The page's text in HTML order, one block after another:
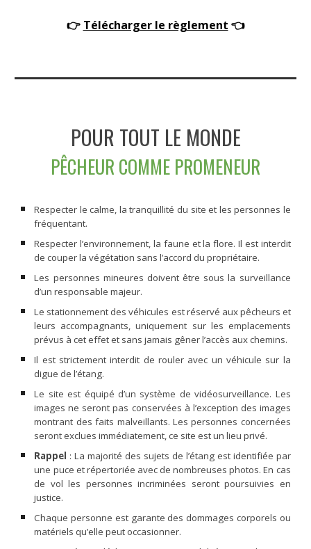
👉 Télécharger le règlement 👈
POUR TOUT LE MONDE
PÊCHEUR COMME PROMENEUR
Respecter le calme, la tranquillité du site et les personnes le
fréquentant.
Respecter l’environnement, la faune et la flore. Il est interdit
de couper la végétation sans l’accord du propriétaire.
Les personnes mineures doivent être sous la surveillance
d’un responsable majeur.
Le stationnement des véhicules est réservé aux pêcheurs et
leurs accompagnants, uniquement sur les emplacements
prévus à cet effet et sans jamais gêner l’accès aux chemins.
Il est strictement interdit de rouler avec un véhicule sur la
digue de l’étang.
Le site est équipé d’un système de vidéosurveillance. Les
images ne seront pas conservées à l’exception des images
montrant des faits malveillants. Les personnes concernées
seront exclues immédiatement, ce site est un lieu privé.
Rappel : La majorité des sujets de l’étang est identifiée par
une puce et répertoriée avec de nombreuses photos. En cas
de vol les personnes incriminées seront poursuivies en
justice.
Chaque personne est garante des dommages corporels ou
matériels qu’elle peut occasionner.